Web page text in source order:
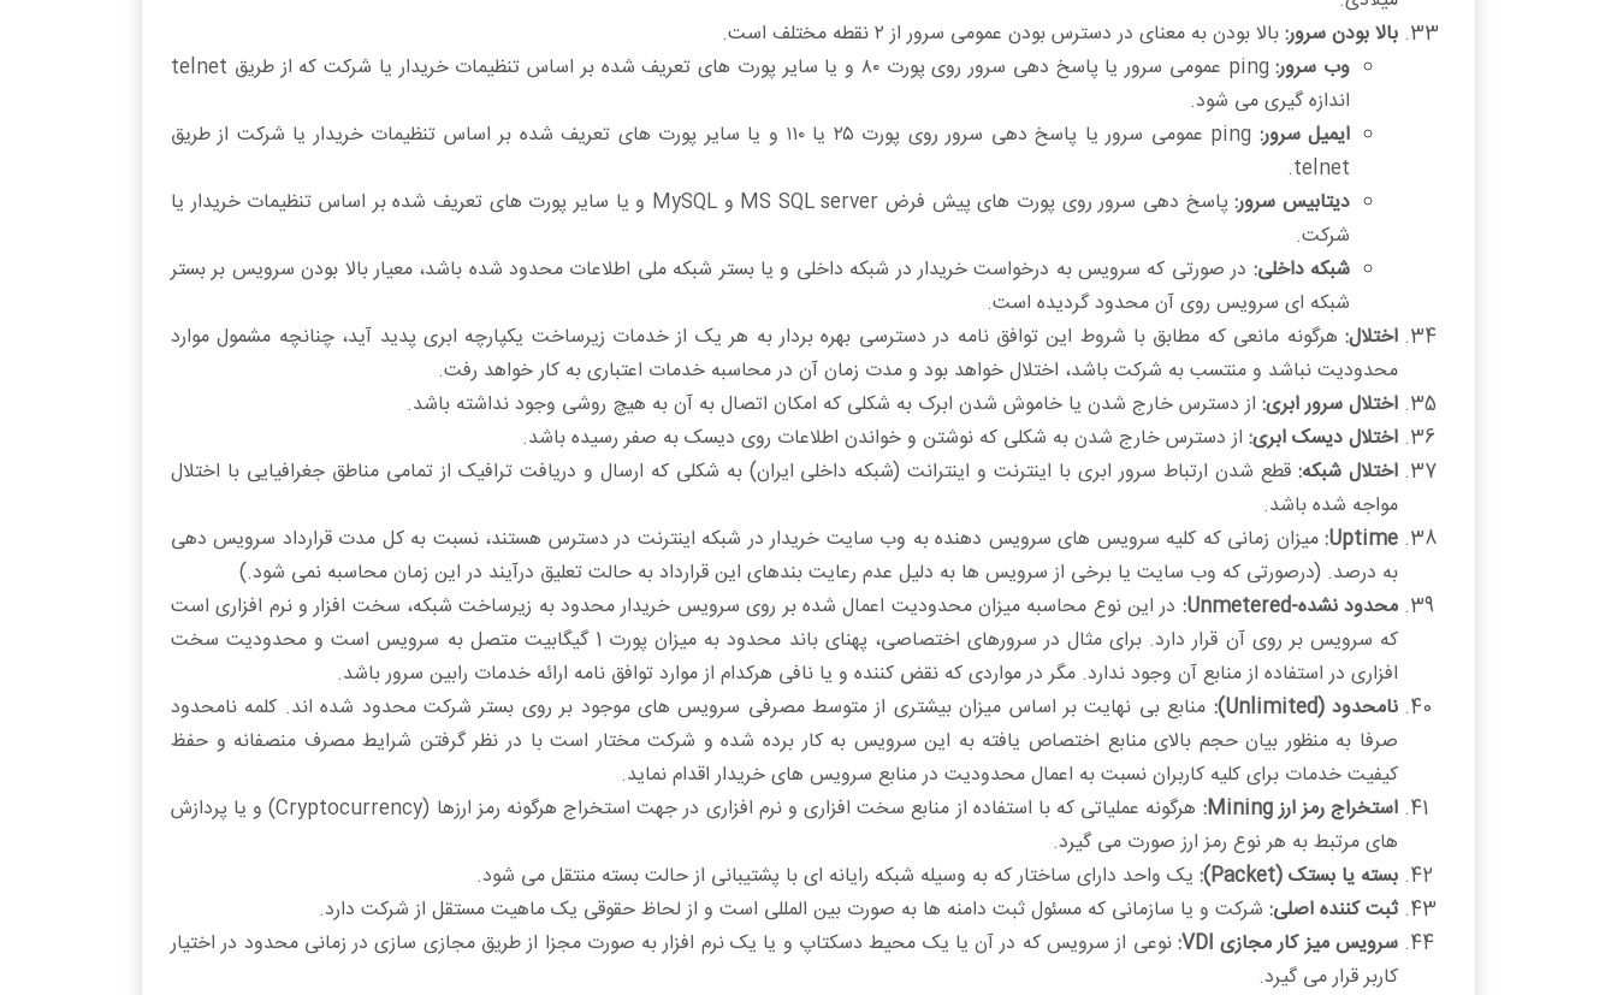
بالا بودن سرور:بالا بودن به معنای در دسترس بودن عمومی سرور از ۲ نقطه مختلف است.
وب سرور:
ping عمومی سرور یا پاسخ دهی سرور روی پورت ۸۰ و یا سایر پورت های تعریف شده بر اساس تنظیمات خریدار یا شرکت که از طریق telnet
اندازه گیری می شود.
ایمیل سرور:
ping عمومی سرور یا پاسخ دهی سرور روی پورت ۲۵ یا ۱۱۰ و یا سایر پورت های تعریف شده بر اساس تنظیمات خریدار یا شرکت از طریق
telnet.
دیتابیس سرور:
پاسخ دهی سرور روی پورت های پیش فرض MS SQL server و MySQL و یا سایر پورت های تعریف شده بر اساس تنظیمات خریدار یا
شرکت.
شبکه داخلی: در صورتی که سرویس به درخواست خریدار در شبکه داخلی و یا بستر شبکه ملی اطلاعات محدود شده باشد، معیار بالا بودن سرویس بر بستر
شبکه ای سرویس روی آن محدود گردیده است.
اختلال: هرگونه مانعی که مطابق با شروط این توافق نامه در دسترسی بهره بردار به هر یک از خدمات زیرساخت یکپارچه ابری پدید آید، چنانچه مشمول موارد
محدودیت نباشد و منتسب به شرکت باشد، اختلال خواهد بود و مدت زمان آن در محاسبه خدمات اعتباری به کار خواهد رفت.
اختلال سرور ابری: از دسترس خارج شدن یا خاموش شدن ابرک به شکلی که امکان اتصال به آن به هیچ روشی وجود نداشته باشد.
اختلال دیسک ابری: از دسترس خارج شدن به شکلی که نوشتن و خواندن اطلاعات روی دیسک به صفر رسیده باشد.
اختلال شبکه:قطع شدن ارتباط سرور ابری با اینترنت و اینترانت (شبکه داخلی ایران) به شکلی که ارسال و دریافت ترافیک از تمامی مناطق جغرافیایی با اختلال
مواجه شده باشد.
Uptime: میزان زمانی که کلیه سرویس های سرویس دهنده به وب سایت خریدار در شبکه اینترنت در دسترس هستند، نسبت به کل مدت قرارداد سرویس دهی
به درصد. (درصورتی که وب سایت یا برخی از سرویس ها به دلیل عدم رعایت بندهای این قرارداد به حالت تعلیق درآیند در این زمان محاسبه نمی شود.)
محدود نشده-Unmetered:
در این نوع محاسبه میزان محدودیت اعمال شده بر روی سرویس خریدار محدود به زیرساخت شبکه، سخت افزار و نرم افزاری است
که سرویس بر روی آن قرار دارد. برای مثال در سرورهای اختصاصی، پهنای باند محدود به میزان پورت 1 گیگابیت متصل به سرویس است و محدودیت سخت
افزاری در استفاده از منابع آن وجود ندارد. مگر در مواردی که نقض کننده و یا نافی هرکدام از موارد توافق نامه ارائه خدمات رابین سرور باشد.
نامحدود (Unlimited):
منابع بی نهایت بر اساس میزان بیشتری از متوسط مصرفی سرویس های موجود بر روی بستر شرکت محدود شده اند. کلمه نامحدود
صرفا به منظور بیان حجم بالای منابع اختصاص یافته به این سرویس به کار برده شده و شرکت مختار است با در نظر گرفتن شرایط مصرف منصفانه و حفظ
کیفیت خدمات برای کلیه کاربران نسبت به اعمال محدودیت در منابع سرویس های خریدار اقدام نماید.
استخراج رمز ارز Mining:
هرگونه عملیاتی که با استفاده از منابع سخت افزاری و نرم افزاری در جهت استخراج هرگونه رمز ارزها (Cryptocurrency) و یا پردازش
های مرتبط به هر نوع رمز ارز صورت می گیرد.
بسته یا بستک (Packet):
یک واحد دارای ساختار که به وسیله شبکه رایانه ای با پشتیبانی از حالت بسته منتقل می شود.
ثبت کننده اصلی: شرکت و یا سازمانی که مسئول ثبت دامنه ها به صورت بین المللی است و از لحاظ حقوقی یک ماهیت مستقل از شرکت دارد.
سرویس میز کار مجازی VDI:
نوعی از سرویس که در آن یا یک محیط دسکتاپ و یا یک نرم افزار به صورت مجزا از طریق مجازی سازی در زمانی محدود در اختیار
کاربر قرار می گیرد.